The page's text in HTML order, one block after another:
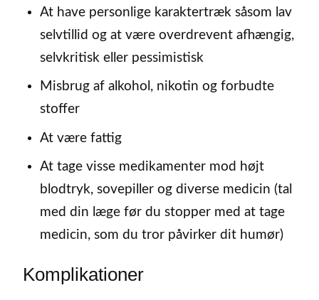
At have personlige karaktertræk såsom lav
selvtillid og at være overdrevent afhængig,
selvkritisk eller pessimistisk
Misbrug af alkohol, nikotin og forbudte
stoffer
At være fattig
At tage visse medikamenter mod højt
blodtryk, sovepiller og diverse medicin (tal
med din læge før du stopper med at tage
medicin, som du tror påvirker dit humør)
Komplikationer